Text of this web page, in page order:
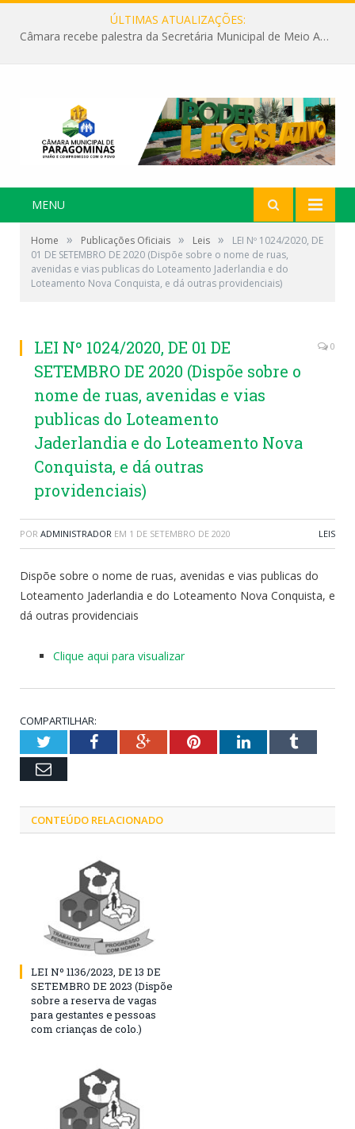
ÚLTIMAS ATUALIZAÇÕES:
Câmara recebe palestra da Secretária Municipal de Meio Ambiente sobre as ações da “SEMANA DO MEIO AMBIENTE”
MENU
Home » Publicações Oficiais » Leis »
LEI Nº 1024/2020, DE
01 DE SETEMBRO DE 2020 (Dispõe sobre o nome de ruas,
avenidas e vias publicas do Loteamento Jaderlandia e do
Loteamento Nova Conquista, e dá outras providenciais)
LEI Nº 1024/2020, DE 01 DE
SETEMBRO DE 2020 (Dispõe sobre o
nome de ruas, avenidas e vias
publicas do Loteamento
Jaderlandia e do Loteamento Nova
Conquista, e dá outras
providenciais)
0
POR ADMINISTRADOR EM 1 DE SETEMBRO DE 2020 LEIS
Dispõe sobre o nome de ruas, avenidas e vias publicas do
Loteamento Jaderlandia e do Loteamento Nova Conquista, e
dá outras providenciais
Clique aqui para visualizar
COMPARTILHAR:
TwitterFacebookGoogle+PinterestLinkedInTumblr
Email
CONTEÚDO RELACIONADO
LEI Nº 1136/2023, DE 13 DE
SETEMBRO DE 2023 (Dispõe
sobre a reserva de vagas
para gestantes e pessoas
com crianças de colo.)